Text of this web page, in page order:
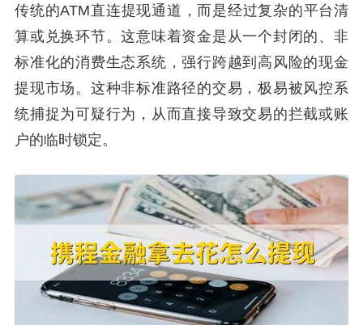
传统的ATM直连提现通道，而是经过复杂的平台清
算或兑换环节。这意味着资金是从一个封闭的、非
标准化的消费生态系统，强行跨越到高风险的现金
提现市场。这种非标准路径的交易，极易被风控系
统捕捉为可疑行为，从而直接导致交易的拦截或账
户的临时锁定。